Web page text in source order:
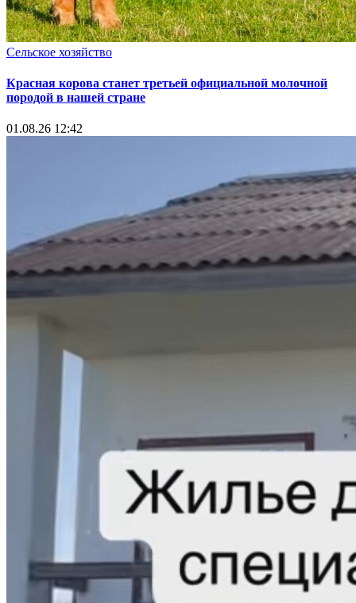
Сельское хозяйство
Красная корова станет третьей официальной молочной
породой в нашей стране
01.08.26 12:42